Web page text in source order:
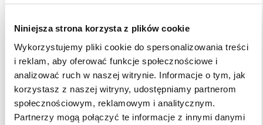
Niniejsza strona korzysta z plików cookie
Wykorzystujemy pliki cookie do spersonalizowania treści
i reklam, aby oferować funkcje społecznościowe i
analizować ruch w naszej witrynie. Informacje o tym, jak
korzystasz z naszej witryny, udostępniamy partnerom
społecznościowym, reklamowym i analitycznym.
Partnerzy mogą połączyć te informacje z innymi danymi
rozliczane poprzez OSS, których miejscem opodatkowania jest
Ważne!
Zwolnienie z obowiązku ewidencjonowania sprzedaży przy
zastosowaniu kas rejestrujących stosuje się do całej dostawy
towarów lub świadczenia usług będących przedmiotem
sprzedaży rozliczanej w procedurze OSS